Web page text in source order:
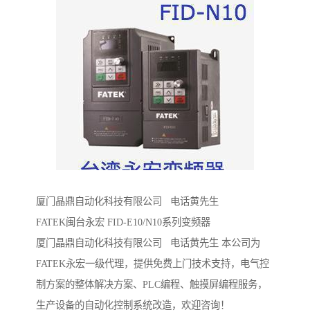
厦门晶鼎自动化科技有限公司 电话黄先生
FATEK闽台永宏 FID-E10/N10系列变频器
厦门晶鼎自动化科技有限公司 电话黄先生 本公司为
FATEK永宏一级代理，提供免费上门技术支持，电气控
制方案的整体解决方案、PLC编程、触摸屏编程服务，
生产设备的自动化控制系统改造，欢迎咨询！